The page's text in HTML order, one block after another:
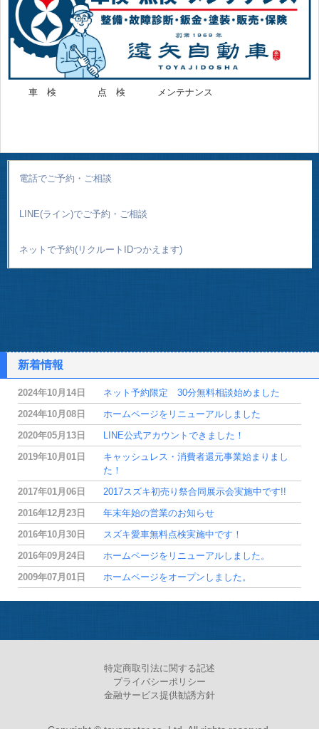
車 検 点 検 メンテナンス
電話でご予約・ご相談
LINE(ライン)でご予約・ご相談
ネットで予約(リクルートIDつかえます)
新着情報
2024年10月14日
ネット予約限定 30分無料相談始めました
2024年10月08日
ホームページをリニューアルしました
2020年05月13日
LINE公式アカウントできました！
2019年10月01日
キャッシュレス・消費者還元事業始まりまし
た！
2017年01月06日
2017スズキ初売り祭合同展示会実施中です!!
2016年12月23日
年末年始の営業のお知らせ
2016年10月30日
スズキ愛車無料点検実施中です！
2016年09月24日
ホームページをリニューアルしました。
2009年07月01日
ホームページをオープンしました。
特定商取引法に関する記述
プライバシーポリシー
金融サービス提供勧誘方針